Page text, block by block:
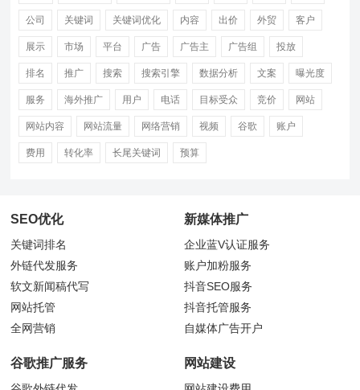
公司 关键词 关键词优化 内容 出价 外贸 客户
展示 市场 平台 广告 广告主 广告组 投放
排名 推广 搜索 搜索引擎 数据分析 文案 曝光度
服务 海外推广 用户 电话 目标受众 竞价 网站
网站内容 网站流量 网络营销 视频 谷歌 账户
费用 转化率 长尾关键词 预算
SEO优化
关键词排名
外链代发服务
软文新闻稿代写
网站托管
全网营销
新媒体推广
企业蓝V认证服务
账户加粉服务
抖音SEO服务
抖音托管服务
自媒体广告开户
谷歌推广服务 网站建设